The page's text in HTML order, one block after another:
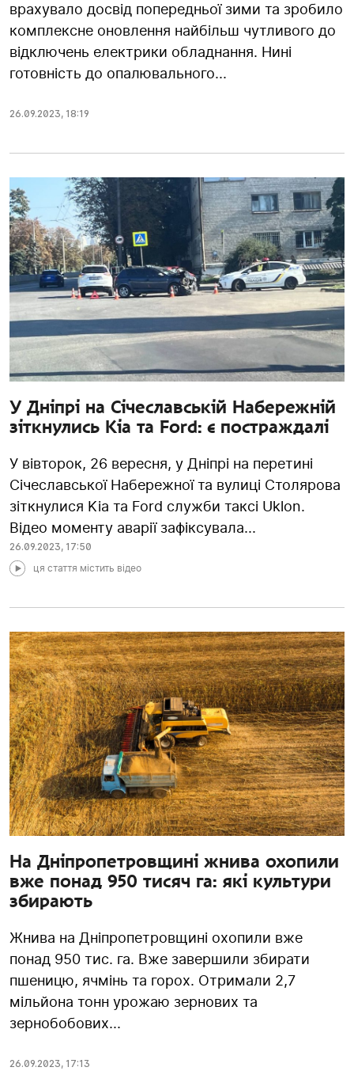
врахувало досвід попередньої зими та зробило
комплексне оновлення найбільш чутливого до
відключень електрики обладнання. Нині
готовність до опалювального...
26.09.2023, 18:19
У Дніпрі на Січеславській Набережній
зіткнулись Kia та Ford: є постраждалі
У вівторок, 26 вересня, у Дніпрі на перетині
Січеславської Набережної та вулиці Столярова
зіткнулися Kia та Ford служби таксі Uklon.
Відео моменту аварії зафіксувала...
26.09.2023, 17:50
ця стаття містить відео
На Дніпропетровщині жнива охопили
вже понад 950 тисяч га: які культури
збирають
Жнива на Дніпропетровщині охопили вже
понад 950 тис. га. Вже завершили збирати
пшеницю, ячмінь та горох. Отримали 2,7
мільйона тонн урожаю зернових та
зернобобових...
26.09.2023, 17:13